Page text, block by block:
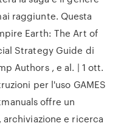
raggiunte. Questa
Earth: The Art of
Strategy Guide di
Authors , e al. | 1 ott.
per l'uso GAMES
offre un
e ricerca